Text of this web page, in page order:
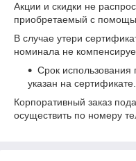
Акции и скидки не
приобретаемый с
В случае утери
номинала не
Срок использования
указан на сертификате.
Корпоративный заказ
осуществить по номеру